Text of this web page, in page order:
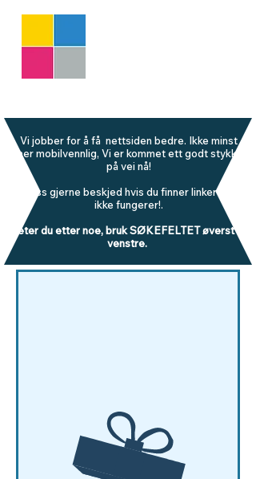
Vi jobber for å få nettsiden bedre. Ikke minst
mer mobilvennlig, Vi er kommet ett godt stykke
på vei nå!
Gi oss gjerne beskjed hvis du finner linker som
ikke fungerer!.
Leter du etter noe, bruk SØKEFELTET øverst til
venstre.